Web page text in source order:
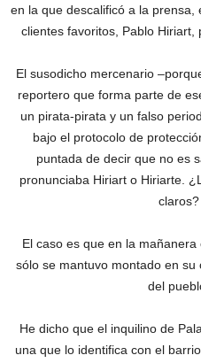
en la que descalificó a la prensa,
clientes favoritos, Pablo Hiriart,
El susodicho mercenario
reportero que forma parte de
un pirata-pirata y un falso
bajo el protocolo de
puntada de decir que no es
pronunciaba Hiriart o Hiriarte.
claros?
El caso es que en la
sólo se mantuvo montado en
del
He dicho que el inquilino de
una que lo identifica con el